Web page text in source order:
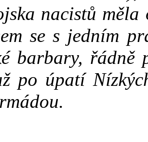
nacistů měla
se s jedním
barbary, řádně
po úpatí